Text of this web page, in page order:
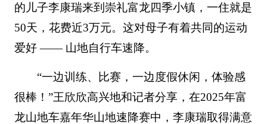
的儿子李康瑞来到崇礼富龙四季小镇，一住就是
50天，花费近3万元。这对母子有着共同的运动
爱好 —— 山地自行车速降。
“一边训练、比赛，一边度假休闲，体验感
很棒！”王欣欣高兴地和记者分享，在2025年富
龙山地车嘉年华山地速降赛中，李康瑞取得满意